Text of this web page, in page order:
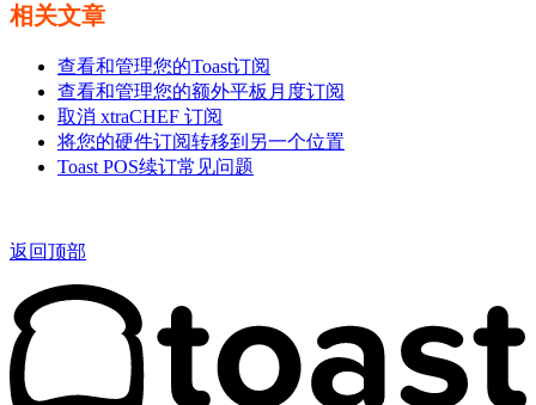
相关文章
查看和管理您的Toast订阅
查看和管理您的额外平板月度订阅
取消 xtraCHEF 订阅
将您的硬件订阅转移到另一个位置
Toast POS续订常见问题
返回顶部